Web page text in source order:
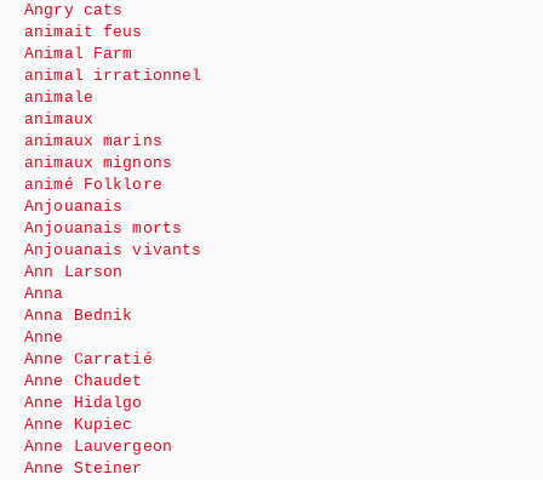
Angry cats
animait feus
Animal Farm
animal irrationnel
animale
animaux
animaux marins
animaux mignons
animé Folklore
Anjouanais
Anjouanais morts
Anjouanais vivants
Ann Larson
Anna
Anna Bednik
Anne
Anne Carratié
Anne Chaudet
Anne Hidalgo
Anne Kupiec
Anne Lauvergeon
Anne Steiner